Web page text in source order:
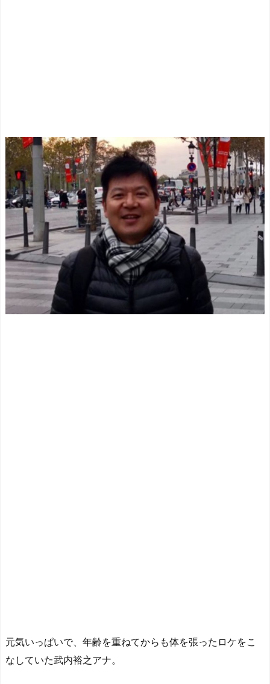
元気いっぱいで、年齢を重ねてからも体を張ったロケをこ
なしていた武内裕之アナ。